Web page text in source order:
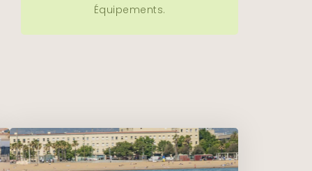
grand confort.
choisissez !
Équipements.